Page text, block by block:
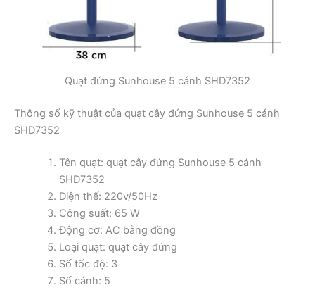
Quạt đứng Sunhouse 5 cánh SHD7352
Thông số kỹ thuật của quạt cây đứng Sunhouse 5 cánh
SHD7352
Tên quạt: quạt cây đứng Sunhouse 5 cánh
SHD7352
Điện thế: 220v/50Hz
Công suất: 65 W
Động cơ: AC bằng đồng
Loại quạt: quạt cây đứng
Số tốc độ: 3
Số cánh: 5